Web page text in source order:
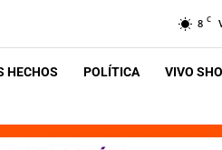
8 C
HECHOS POLÍTICA VIVO